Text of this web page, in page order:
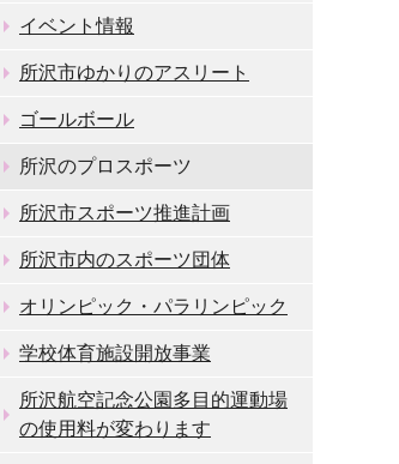
イベント情報
所沢市ゆかりのアスリート
ゴールボール
所沢のプロスポーツ
所沢市スポーツ推進計画
所沢市内のスポーツ団体
オリンピック・パラリンピック
学校体育施設開放事業
所沢航空記念公園多目的運動場
の使用料が変わります